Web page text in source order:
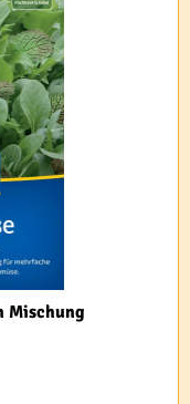
Mischung